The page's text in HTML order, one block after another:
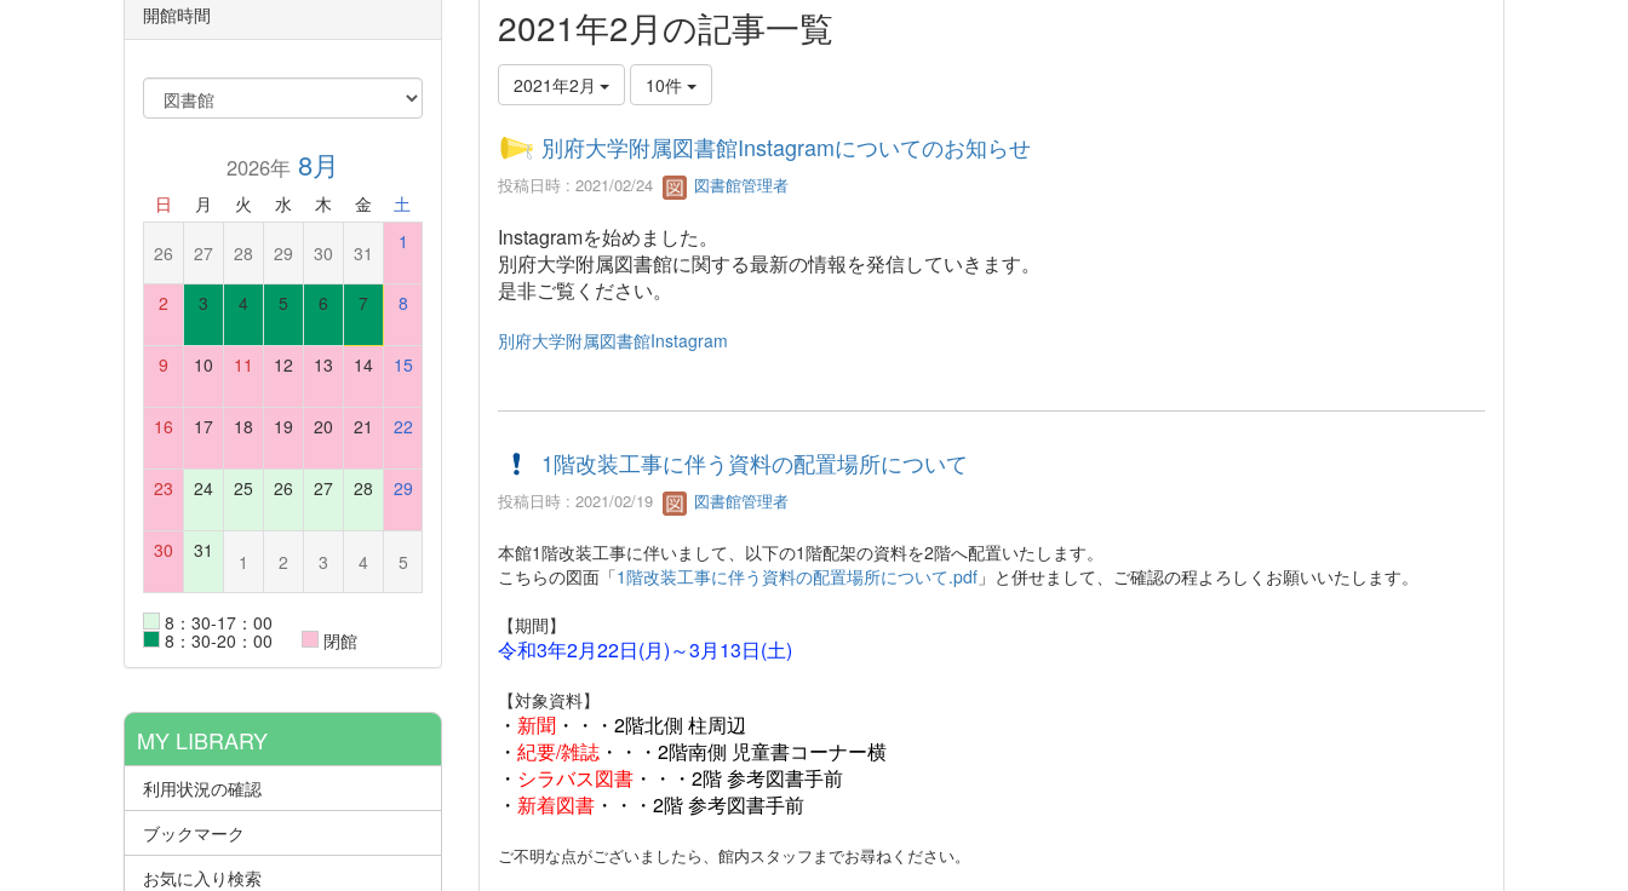
2021年2月の記事一覧
2021年2月 10件
別府大学附属図書館Instagramについてのお知らせ
投稿日時 : 2021/02/24 図書館管理者
Instagramを始めました。
別府大学附属図書館に関する最新の情報を発信していきます。
是非ご覧ください。
別府大学附属図書館Instagram
1階改装工事に伴う資料の配置場所について
投稿日時 : 2021/02/19 図書館管理者
本館1階改装工事に伴いまして、以下の1階配架の資料を2階へ配置いたします。
こちらの図面「1階改装工事に伴う資料の配置場所について.pdf」と併せまして、ご確認の程よろしくお願いいたします。
【期間】
令和3年2月22日(月)～3月13日(土)
【対象資料】
・ 新聞・・・2階北側 柱周辺
・ 紀要/雑誌・・・2階南側 児童書コーナー横
・ シラバス図書・・・2階 参考図書手前
・ 新着図書・・・2階 参考図書手前
ご不明な点がございましたら、館内スタッフまでお尋ねください。
開館時間
2026年8月
日 月 火 水 木 金 土
26 27 28 29 30 31 1
2 3 4 5 6 7 8
9 10 11 12 13 14 15
16 17 18 19 20 21 22
23 24 25 26 27 28 29
30 31 1 2 3 4 5
8：30-17：00
8：30-20：00 閉館
MY LIBRARY
利用状況の確認
ブックマーク
お気に入り検索